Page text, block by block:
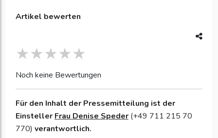
Artikel bewerten
Noch keine Bewertungen
Für den Inhalt der Pressemitteilung ist der
Einsteller Frau Denise Speder (+49 711 215 70
770) verantwortlich.